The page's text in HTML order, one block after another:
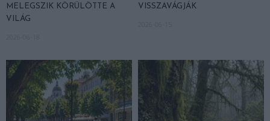
MELEGSZIK KÖRÜLÖTTE A
VILÁG
VISSZAVÁGJÁK